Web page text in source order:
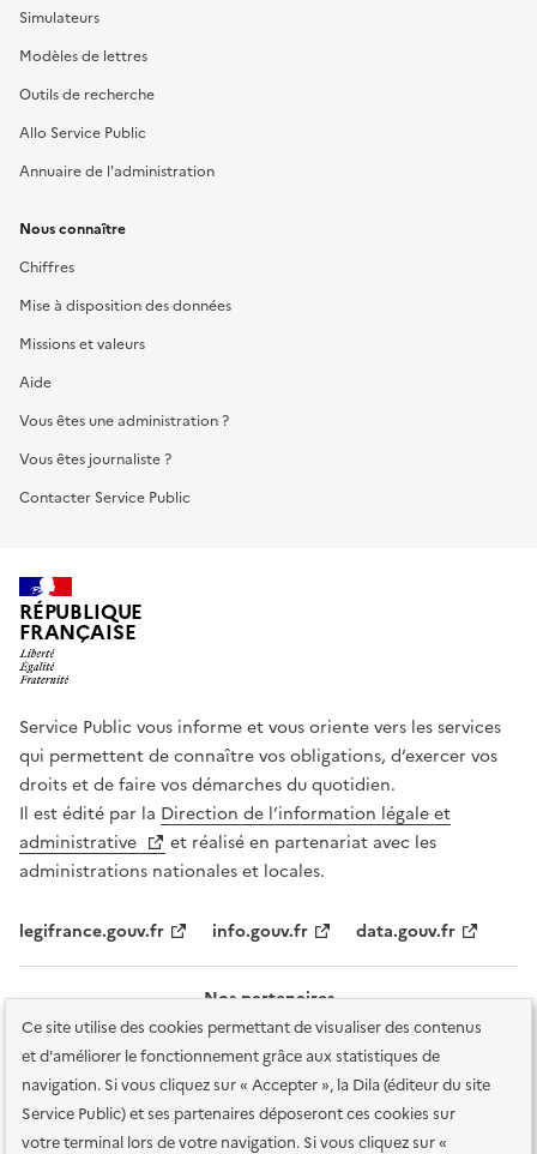
Ce site utilise des cookies permettant de visualiser des contenus
et d'améliorer le fonctionnement grâce aux statistiques de
navigation. Si vous cliquez sur « Accepter », la Dila (éditeur du site
Service Public) et ses partenaires déposeront ces cookies sur
votre terminal lors de votre navigation. Si vous cliquez sur «
Simulateurs
Modèles de lettres
Outils de recherche
Allo Service Public
Annuaire de l'administration
Nous connaître
Chiffres
Mise à disposition des données
Missions et valeurs
Aide
Vous êtes une administration ?
Vous êtes journaliste ?
Contacter Service Public
RÉPUBLIQUE
FRANÇAISE
Service Public vous informe et vous oriente vers les services
qui permettent de connaître vos obligations, d’exercer vos
droits et de faire vos démarches du quotidien.
Il est édité par la Direction de l’information légale et
administrative
et réalisé en partenariat avec les
administrations nationales et locales.
legifrance.gouv.fr info.gouv.fr data.gouv.fr
Nos partenaires